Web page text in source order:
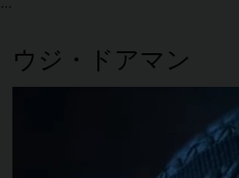
ウジ・ドアマン